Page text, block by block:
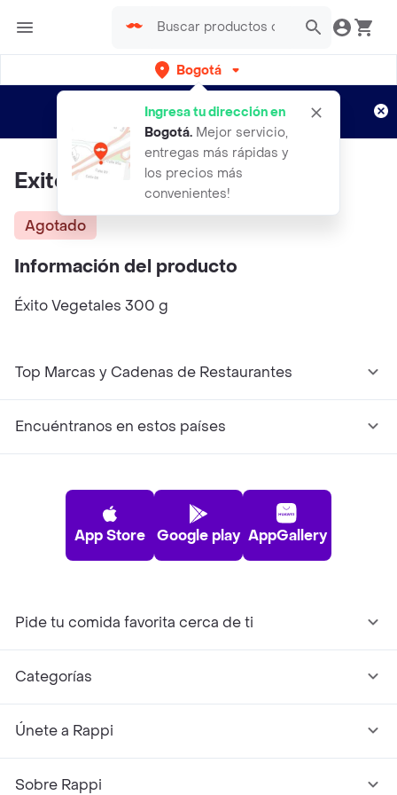
Bogotá
Ingresa tu dirección en
Bogotá. Mejor servicio,
entregas más rápidas y
los precios más
convenientes!
envíos gratis por semanas
Aplican TyC
Exito Vegetales
Agotado
Información del producto
Éxito Vegetales 300 g
Top Marcas y Cadenas de Restaurantes
Encuéntranos en estos países
App Store Google play AppGallery
Pide tu comida favorita cerca de ti
Categorías
Únete a Rappi
Sobre Rappi